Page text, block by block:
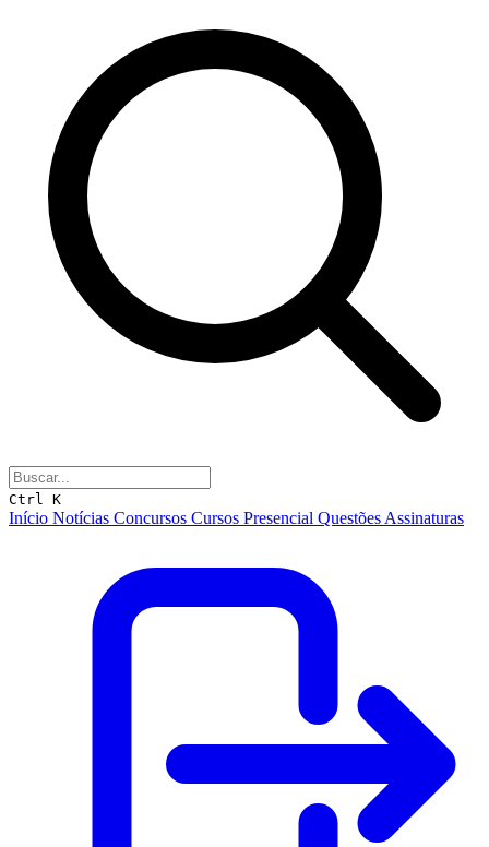
Ctrl K
Início Notícias Concursos Cursos Presencial Questões Assinaturas